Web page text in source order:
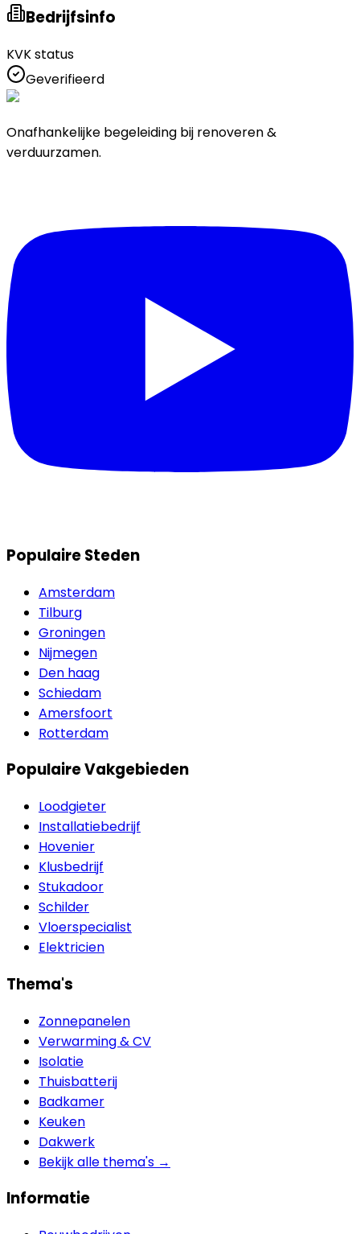
Bedrijfsinfo
KVK status
Geverifieerd
Onafhankelijke begeleiding bij renoveren &
verduurzamen.
Populaire Steden
Amsterdam
Tilburg
Groningen
Nijmegen
Den haag
Schiedam
Amersfoort
Rotterdam
Populaire Vakgebieden
Loodgieter
Installatiebedrijf
Hovenier
Klusbedrijf
Stukadoor
Schilder
Vloerspecialist
Elektricien
Thema's
Zonnepanelen
Verwarming & CV
Isolatie
Thuisbatterij
Badkamer
Keuken
Dakwerk
Bekijk alle thema's →
Informatie